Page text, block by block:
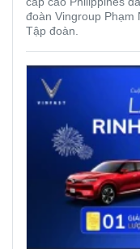
đoàn Vingroup Phạm
Tập đoàn.